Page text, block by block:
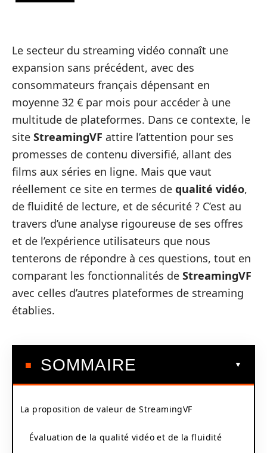
Le secteur du streaming vidéo connaît une
expansion sans précédent, avec des
consommateurs français dépensant en
moyenne 32 € par mois pour accéder à une
multitude de plateformes. Dans ce contexte, le
site StreamingVF attire l’attention pour ses
promesses de contenu diversifié, allant des
films aux séries en ligne. Mais que vaut
réellement ce site en termes de qualité vidéo,
de fluidité de lecture, et de sécurité ? C’est au
travers d’une analyse rigoureuse de ses offres
et de l’expérience utilisateurs que nous
tenterons de répondre à ces questions, tout en
comparant les fonctionnalités de StreamingVF
avec celles d’autres plateformes de streaming
établies.
SOMMAIRE
La proposition de valeur de StreamingVF
Évaluation de la qualité vidéo et de la fluidité